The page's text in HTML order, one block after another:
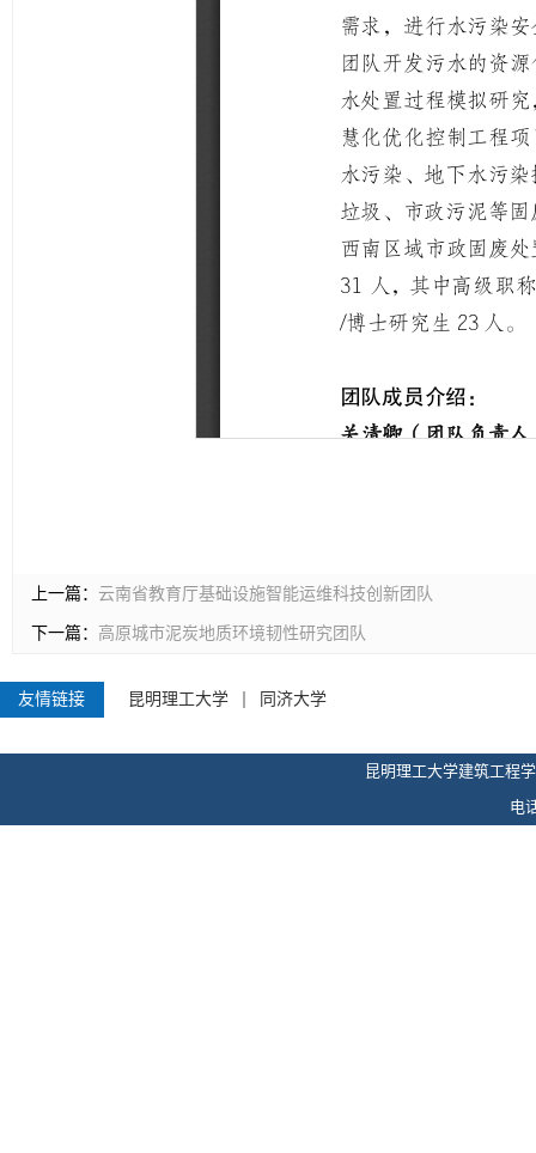
上一篇： 云南省教育厅基础设施智能运维科技创新团队
下一篇： 高原城市泥炭地质环境韧性研究团队
友情链接 昆明理工大学 同济大学
昆明理工大学建筑工程
电